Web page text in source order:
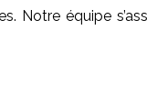
Notre équipe